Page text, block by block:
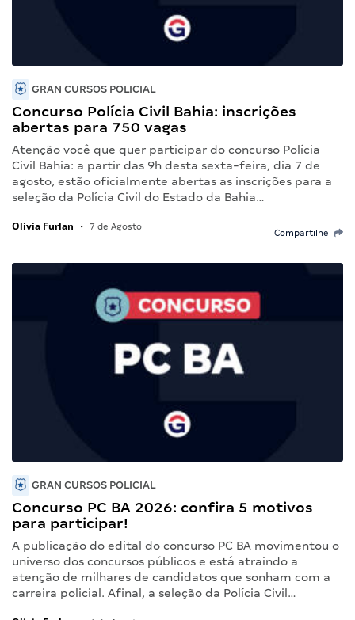
GRAN CURSOS POLICIAL
Concurso Polícia Civil Bahia: inscrições
abertas para 750 vagas
Atenção você que quer participar do concurso Polícia
Civil Bahia: a partir das 9h desta sexta-feira, dia 7 de
agosto, estão oficialmente abertas as inscrições para a
seleção da Polícia Civil do Estado da Bahia…
Olivia Furlan • 7 de Agosto
Compartilhe
GRAN CURSOS POLICIAL
Concurso PC BA 2026: confira 5 motivos
para participar!
A publicação do edital do concurso PC BA movimentou o
universo dos concursos públicos e está atraindo a
atenção de milhares de candidatos que sonham com a
carreira policial. Afinal, a seleção da Polícia Civil…